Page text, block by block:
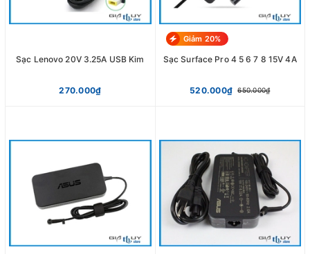
Sạc Lenovo 20V 3.25A USB Kim
270.000₫
Giảm 20%
Sạc Surface Pro 4 5 6 7 8 15V 4A
520.000₫ 650.000₫